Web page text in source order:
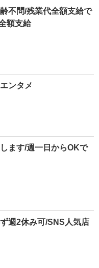
不問/残業代全額支給で
額支給
ンタメ
ます/週一日からOKで
週2休み可/SNS人気店